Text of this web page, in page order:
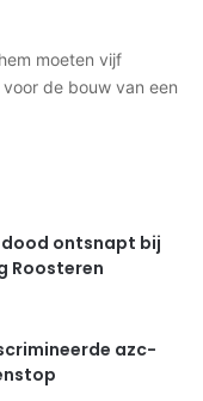
moeten vijf
de bouw van een
ontsnapt bij
Roosteren
azc-